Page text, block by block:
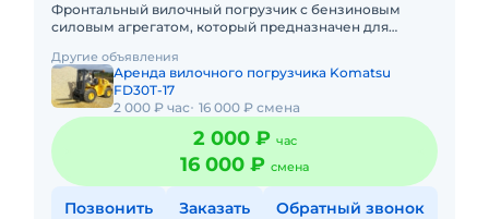
Фронтальный вилочный погрузчик с бензиновым
силовым агрегатом, который предназначен для
особенностям относятся
Другие объявления
Аренда вилочного погрузчика Komatsu
FD30T-17
2 000 ₽ час 16 000 ₽ смена
2 000 ₽ час
16 000 ₽ смена
Позвонить Заказать Обратный звонок